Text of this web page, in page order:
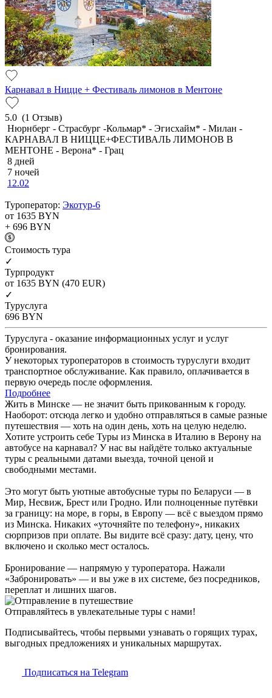
Карнавал в Ницце + Фестиваль лимонов в Ментоне
5.0 (1 Отзыв)
Нюрнберг - Страсбург -Кольмар* - Эгисхайм* - Милан -
КАРНАВАЛ В НИЦЦЕ+ФЕСТИВАЛЬ ЛИМОНОВ В
МЕНТОНЕ - Верона* - Грац
8 дней
7 ночей
12.02
Туроператор: Экотур-6
от 1635 BYN
+ 696 BYN
Cтоимость тура
✓
Турпродукт
от 1635 BYN (470 EUR)
✓
Туруслуга
696 BYN
Туруслуга - оказание информационных услуг и услуг
бронирования.
У некоторых туроператоров в стоимость туруслуги входит
транспортное обслуживание. Как правило, оплачивается в
первую очередь после оформления.
Подробнее
Жить в Минске — не значит быть прикованным к городу.
Наоборот: отсюда легко и удобно отправляться в самые разные
путешествия — хоть на один день, хоть на целую неделю.
Хотите устроить себе Туры из Минска в Италию в Верону на
автобусе на карнавал? У нас вы найдёте только актуальные
туры с реальными датами выезда, точной ценой и
свободными местами.
Это могут быть уютные автобусные туры по Беларуси — в
Мир, Несвиж, Брест или Гродно. Или полноценные путёвки
за границу: на море, в горы, в Европу — всё с выездом прямо
из Минска. Никаких «уточняйте по телефону», никаких
сюрпризов при оплате. Вы видите всё сразу: дату, цену, что
включено и сколько мест осталось.
Бронирование — напрямую у туроператора. Нажали
«Забронировать» — и вы уже в их системе, без посредников,
переплат и лишних шагов.
Отправляйтесь в увлекательные туры с нами!
Подписывайтесь, чтобы первыми узнавать о горящих турах,
выгодных предложениях и уникальных маршрутах.
Подписаться на Telegram